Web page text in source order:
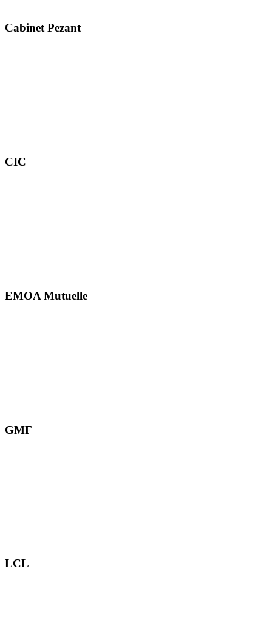
Cabinet Pezant
CIC
EMOA Mutuelle
GMF
LCL